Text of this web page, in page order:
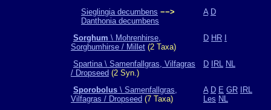
Sieglingia decumbens −−>
Danthonia decumbens
A D
Sorghum \ Mohrenhirse,
Sorghumhirse / Millet (2 Taxa)
D HR
Spartina \ Samenfallgras, Vilfagras
/ Dropseed (2 Syn.)
D IRL NL
Sporobolus \ Samenfallgras,
Vilfagras / Dropseed (7 Taxa)
A D E GR
IRL
Les NL